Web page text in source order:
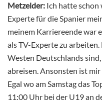
Metzelder: Ich hatte
Experte für die Spanier
meinem Karriereende war
als TV-Experte zu
Westen Deutschlands
abreisen. Ansonsten ist
Egal wo am Samstag das
11:00 Uhr bei der U19 an